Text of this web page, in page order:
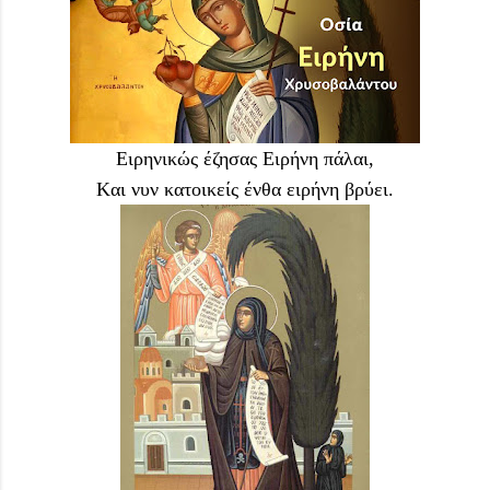
Eιρηνικώς έζησας Eιρήνη πάλαι,
Kαι νυν κατοικείς ένθα ειρήνη βρύει.